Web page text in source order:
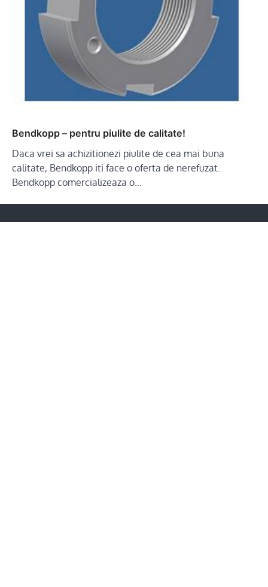
Bendkopp – pentru piulite de calitate!
Daca vrei sa achizitionezi piulite de cea mai buna
calitate, Bendkopp iti face o oferta de nerefuzat.
Bendkopp comercializeaza o…